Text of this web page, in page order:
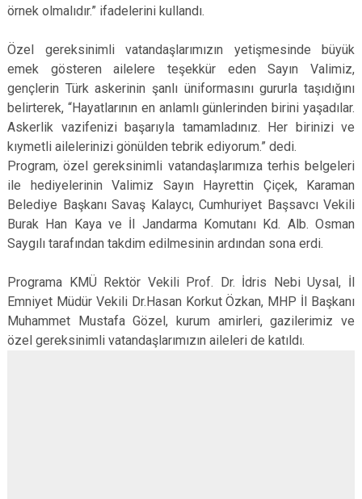
örnek olmalıdır.” ifadelerini kullandı.
Özel gereksinimli vatandaşlarımızın yetişmesinde büyük
emek gösteren ailelere teşekkür eden Sayın Valimiz,
gençlerin Türk askerinin şanlı üniformasını gururla taşıdığını
belirterek, “Hayatlarının en anlamlı günlerinden birini yaşadılar.
Askerlik vazifenizi başarıyla tamamladınız. Her birinizi ve
kıymetli ailelerinizi gönülden tebrik ediyorum.” dedi.
Program, özel gereksinimli vatandaşlarımıza terhis belgeleri
ile hediyelerinin Valimiz Sayın Hayrettin Çiçek, Karaman
Belediye Başkanı Savaş Kalaycı, Cumhuriyet Başsavcı Vekili
Burak Han Kaya ve İl Jandarma Komutanı Kd. Alb. Osman
Saygılı tarafından takdim edilmesinin ardından sona erdi.
Programa KMÜ Rektör Vekili Prof. Dr. İdris Nebi Uysal, İl
Emniyet Müdür Vekili Dr.Hasan Korkut Özkan, MHP İl Başkanı
Muhammet Mustafa Gözel, kurum amirleri, gazilerimiz ve
özel gereksinimli vatandaşlarımızın aileleri de katıldı.